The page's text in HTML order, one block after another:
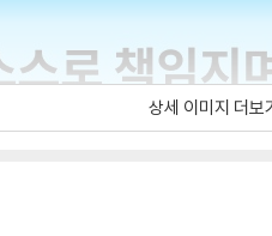
상세 이미지 더보